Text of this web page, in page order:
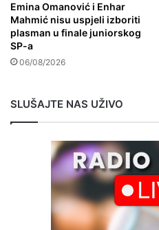
Emina Omanović i Enhar
Mahmić nisu uspjeli izboriti
plasman u finale juniorskog
SP-a
06/08/2026
SLUŠAJTE NAS UŽIVO